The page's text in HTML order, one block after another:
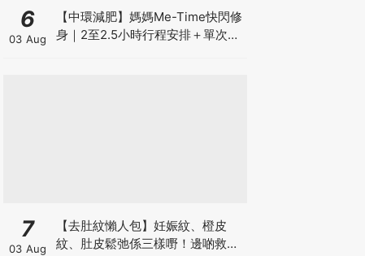
6
03 Aug
【中環減肥】媽媽Me-Time快閃修
身｜2至2.5小時行程安排＋單次收
7
03 Aug
【去肚紋懶人包】妊娠紋、橙皮
紋、肚皮鬆弛係三樣嘢！邊啲救得